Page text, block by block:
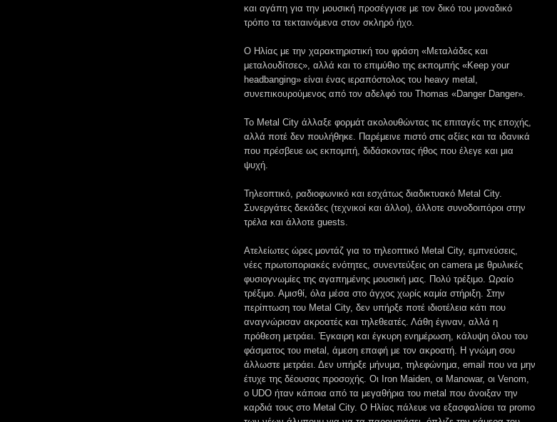
και αγάπη για την μουσική προσέγγισε με τον δικό του μοναδικό
τρόπο τα τεκταινόμενα στον σκληρό ήχο.
Ο Ηλίας με την χαρακτηριστική του φράση «Μεταλάδες και
μεταλουδίτσες», αλλά και το επιμύθιο της εκπομπής «Keep your
headbanging» είναι ένας ιεραπόστολος του heavy metal,
συνεπικουρούμενος από τον αδελφό του Τhomas «Danger Danger».
To Metal City άλλαξε φορμάτ ακολουθώντας τις επιταγές της εποχής,
αλλά ποτέ δεν πουλήθηκε. Παρέμεινε πιστό στις αξίες και τα ιδανικά
που πρέσβευε ως εκπομπή, διδάσκοντας ήθος που έλεγε και μια
ψυχή.
Τηλεοπτικό, ραδιοφωνικό και εσχάτως διαδικτυακό Metal City.
Συνεργάτες δεκάδες (τεχνικοί και άλλοι), άλλοτε συνοδοιπόροι στην
τρέλα και άλλοτε guests.
Ατελείωτες ώρες μοντάζ για το τηλεοπτικό Metal City, εμπνεύσεις,
νέες πρωτοποριακές ενότητες, συνεντεύξεις on camera με θρυλικές
φυσιογνωμίες της αγαπημένης μουσική μας. Πολύ τρέξιμο. Ωραίο
τρέξιμο. Αμισθί, όλα μέσα στο άγχος χωρίς καμία στήριξη. Στην
περίπτωση του Metal City, δεν υπήρξε ποτέ ιδιοτέλεια κάτι που
αναγνώρισαν ακροατές και τηλεθεατές. Λάθη έγιναν, αλλά η
πρόθεση μετράει. Έγκαιρη και έγκυρη ενημέρωση, κάλυψη όλου του
φάσματος του metal, άμεση επαφή με τον ακροατή. Η γνώμη σου
άλλωστε μετράει. Δεν υπήρξε μήνυμα, τηλεφώνημα, email που να μην
έτυχε της δέουσας προσοχής. Οι Iron Maiden, οι Manowar, οι Venom,
o UDO ήταν κάποια από τα μεγαθήρια του metal που άνοιξαν την
καρδιά τους στο Metal City. Ο Ηλίας πάλευε να εξασφαλίσει τα promo